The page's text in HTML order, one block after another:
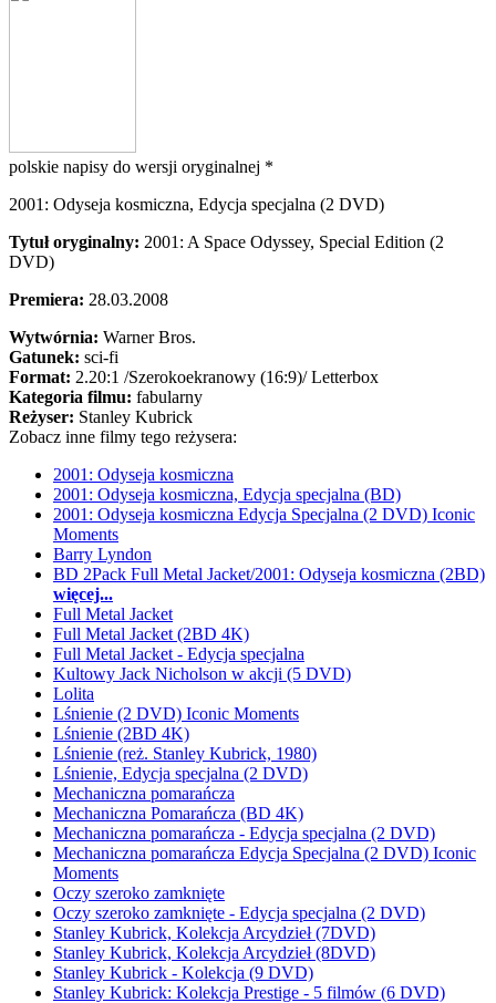
polskie napisy do wersji oryginalnej *
2001: Odyseja kosmiczna, Edycja specjalna (2 DVD)
Tytuł oryginalny: 2001: A Space Odyssey, Special Edition (2
DVD)
Premiera: 28.03.2008
Wytwórnia: Warner Bros.
Gatunek: sci-fi
Format: 2.20:1 /Szerokoekranowy (16:9)/Letterbox
Kategoria filmu: fabularny
Reżyser: Stanley Kubrick
Zobacz inne filmy tego reżysera:
2001: Odyseja kosmiczna
2001: Odyseja kosmiczna, Edycja specjalna (BD)
2001: Odyseja kosmiczna Edycja Specjalna (2 DVD) Iconic
Moments
Barry Lyndon
BD 2Pack Full Metal Jacket/2001: Odyseja kosmiczna (2BD)
więcej...
Full Metal Jacket
Full Metal Jacket (2BD 4K)
Full Metal Jacket - Edycja specjalna
Kultowy Jack Nicholson w akcji (5 DVD)
Lolita
Lśnienie (2 DVD) Iconic Moments
Lśnienie (2BD 4K)
Lśnienie (reż. Stanley Kubrick, 1980)
Lśnienie, Edycja specjalna (2 DVD)
Mechaniczna pomarańcza
Mechaniczna Pomarańcza (BD 4K)
Mechaniczna pomarańcza - Edycja specjalna (2 DVD)
Mechaniczna pomarańcza Edycja Specjalna (2 DVD) Iconic
Moments
Oczy szeroko zamknięte
Oczy szeroko zamknięte - Edycja specjalna (2 DVD)
Stanley Kubrick, Kolekcja Arcydzieł (7DVD)
Stanley Kubrick, Kolekcja Arcydzieł (8DVD)
Stanley Kubrick - Kolekcja (9 DVD)
Stanley Kubrick: Kolekcja Prestige - 5 filmów (6 DVD)